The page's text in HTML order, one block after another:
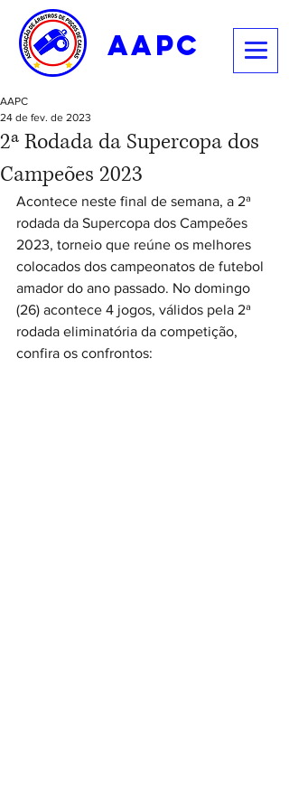
aapc
2ª Rodada da Supercopa dos
Campeões 2023
AAPC
24 de fev. de 2023
Acontece neste final de semana, a 2ª
rodada da Supercopa dos Campeões
2023, torneio que reúne os melhores
colocados dos campeonatos de futebol
amador do ano passado. No domingo
(26) acontece 4 jogos, válidos pela 2ª
rodada eliminatória da competição,
confira os confrontos: